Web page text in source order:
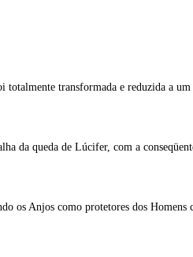
transformada e reduzida a
da queda de Lúcifer, com a
os Anjos como protetores dos Homens